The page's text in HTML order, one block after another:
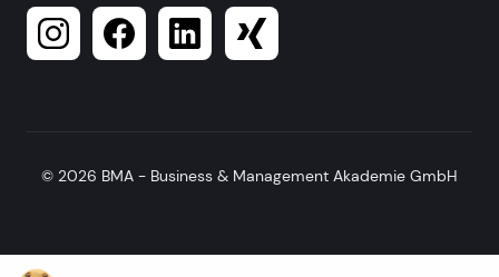
© 2026 BMA - Business & Management Akademie GmbH